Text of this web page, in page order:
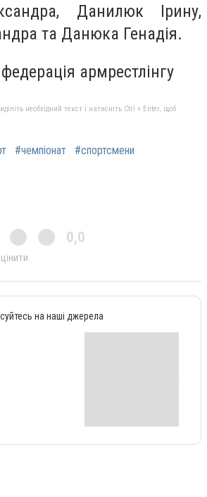
Данилюк Ірину,
та Данюка Генадія.
армрестлінгу
необхідний текст і натисніть Ctrl + Enter, щоб
#чемпіонат #спортсмени
0,0
на наші джерела